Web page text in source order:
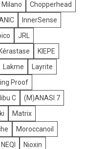
Milano
Chopperhead
InnerSense
JRL
Kérastase
KIEPE
Lakme
Layrite
Proof
C
(M)ANASI 7
Matrix
Moroccanoil
NEQI
Nioxin